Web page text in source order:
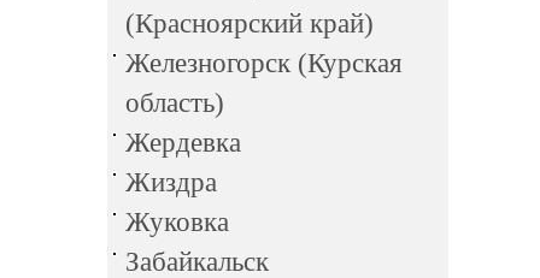
(Красноярский край)
Железногорск (Курская
область)
Жердевка
Жиздра
Жуковка
Забайкальск